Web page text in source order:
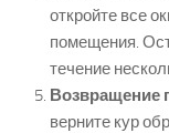
откройте все
помещения.
течение
Возвращение
верните кур